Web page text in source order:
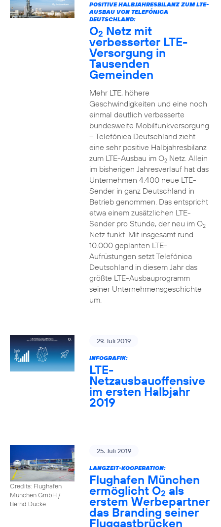
POSITIVE HALBJAHRESBILANZ ZUM LTE-
AUSBAU VON TELEFÓNICA
DEUTSCHLAND:
O2 Netz mit
verbesserter LTE-
Versorgung in
Tausenden
Gemeinden
Mehr LTE, höhere
Geschwindigkeiten und eine noch
einmal deutlich verbesserte
bundesweite Mobilfunkversorgung
– Telefónica Deutschland zieht
eine sehr positive Halbjahresbilanz
zum LTE-Ausbau im O2Netz. Allein
im bisherigen Jahresverlauf hat das
Unternehmen 4.400 neue LTE-
Sender in ganz Deutschland in
Betrieb genommen. Das entspricht
etwa einem zusätzlichen LTE-
Sender pro Stunde, der neu im O2
Netz funkt. Mit insgesamt rund
10.000 geplanten LTE-
Aufrüstungen setzt Telefónica
Deutschland in diesem Jahr das
größte LTE-Ausbauprogramm
seiner Unternehmensgeschichte
um.
29. Juli 2019
INFOGRAFIK:
LTE-
Netzausbauoffensive
im ersten Halbjahr
2019
Credits: Flughafen
München GmbH /
Bernd Ducke
25. Juli 2019
LANGZEIT-KOOPERATION:
Flughafen München
ermöglicht O2 als
erstem Werbepartner
das Branding seiner
Fluggastbrücken